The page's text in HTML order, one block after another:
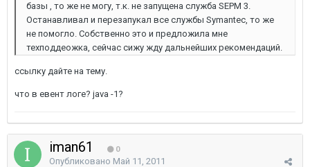
базы , то же не могу, т.к. не запущена служба SEPM 3.
Останавливал и перезапукал все службы Symantec, то же
не помогло. Собственно это и предложила мне
техподдеожка, сейчас сижу жду дальнейших рекомендаций.
ссылку дайте на тему.
что в евент логе? java -1?
iman61 0
Опубликовано Май 11, 2011